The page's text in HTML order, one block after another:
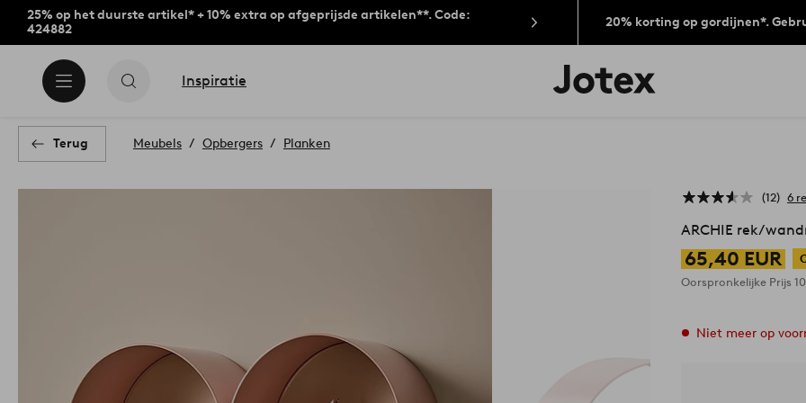
25% op het duurste artikel* + 10% extra op afgeprijsde artikelen**. Code:
424882
20% korting op gordijnen*.
Inspiratie
Jotex
logo
Terug Meubels Opbergers Planken
12 6
ARCHIE rek/
65,40 EUR
Oorspronkelijke Prijs
Niet meer op